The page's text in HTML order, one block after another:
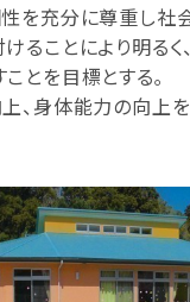
性を充分に尊重し社
ることにより明るく
とを目標とする｡
、身体能力の向上